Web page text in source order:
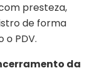
presteza,
de forma
PDV.
da